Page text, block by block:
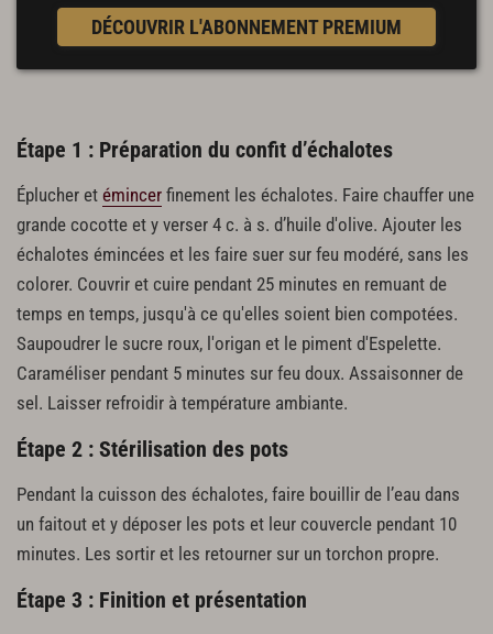
DÉCOUVRIR L'ABONNEMENT PREMIUM
Étape 1 : Préparation du confit d’échalotes
Éplucher et émincer finement les échalotes. Faire chauffer une
grande cocotte et y verser 4 c. à s. d’huile d'olive. Ajouter les
échalotes émincées et les faire suer sur feu modéré, sans les
colorer. Couvrir et cuire pendant 25 minutes en remuant de
temps en temps, jusqu'à ce qu'elles soient bien compotées.
Saupoudrer le sucre roux, l'origan et le piment d'Espelette.
Caraméliser pendant 5 minutes sur feu doux. Assaisonner de
sel. Laisser refroidir à température ambiante.
Étape 2 : Stérilisation des pots
Pendant la cuisson des échalotes, faire bouillir de l’eau dans
un faitout et y déposer les pots et leur couvercle pendant 10
minutes. Les sortir et les retourner sur un torchon propre.
Étape 3 : Finition et présentation